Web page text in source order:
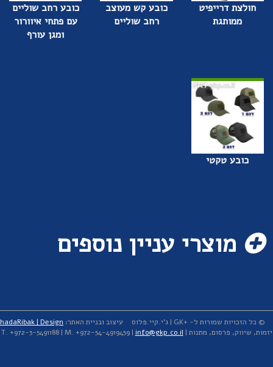
חולצת דרייפיט
ממותגת
כובע קש מעוצב
רחב שוליים
כובע רחב שוליים
עם פתחי איוורור
ומגן עורף
כובע טקטי
מוצרי עניין נוספים
עיצוב ובניית האתר: hadaRibak | Design
© כל הזכויות שמורות ל- +GK | ג'י.קיי.פלוס
יזמות, שיווק, פרסום, מתנות | T. +972-3-5491188 | M. +972-54-4919459 | info@gkp.co.il